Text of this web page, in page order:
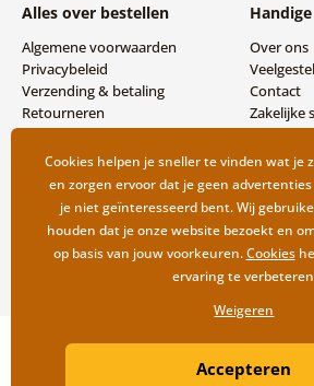
Alles over bestellen
Algemene voorwaarden
Privacybeleid
Verzending & betaling
Retourneren
Over ons
Contact
Zakelijke
Copyright ©2019 ©
Litvanyi.sk| Webshop
Cookies helpen je sneller te vinden wat je
en zorgen ervoor dat je geen
je niet geïnteresseerd bent. Wij
houden dat je onze website bezoekt en
op basis van jouw voorkeuren.Cookies
ervaring te
Weigeren
Accepteren